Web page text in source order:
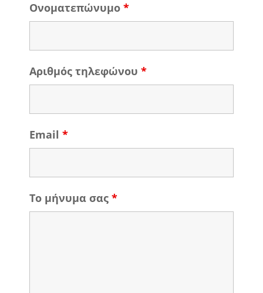
Ονοματεπώνυμο *
Αριθμός τηλεφώνου *
Email *
Το μήνυμα σας *